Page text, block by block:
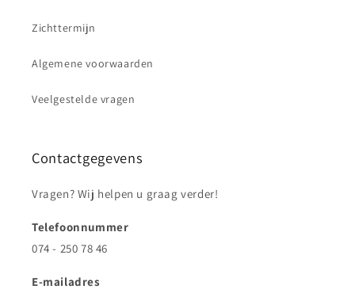
Zichttermijn
Algemene voorwaarden
Veelgestelde vragen
Contactgegevens
Vragen? Wij helpen u graag verder!
Telefoonnummer
074 - 250 78 46
E-mailadres